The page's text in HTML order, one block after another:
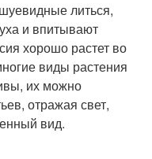
литься,
и впитывают
хорошо растет во
виды растения
их можно
отражая свет,
вид.